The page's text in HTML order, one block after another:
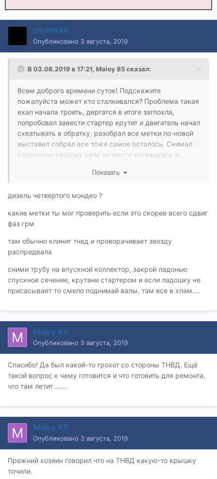
strannikk
Опубликовано 3 августа, 2019
В 03.08.2019 в 17:21, Maloy 85сказал:
Всем доброго времени суток! Подскажите
пожалуйста может кто сталкивался? Проблема такая
ехал начала троить, дергатся в итоге заглохла,
попробовал завести стартер крутит и двигатель начал
схватывать в обратку, разобрал все метки по-новой
выставил собрал все тоже самое осталось. Снимал
клапанную крышку цепь на месте натяжитель в
Показать
дизель четвертого мондео ?
какие метки ты мог проверить если это скорее всего сдвиг
фаз грм
там обычно клинит тнвд и проворачивает звезду
распредвала
сними трубу на впускной коллектор, закрой ладонью
спускное сечение, крутани стартером и если ладошку не
присасывает то смело поднимай валы, там все в хлам....
Maloy 85
Опубликовано 3 августа, 2019
Спасибо! Да был какой-то грохот со стороны ТНВД. Ещё
такой вопрос к чему готовится и что готовить для ремонта,
что там летит .......
Maloy 85
Опубликовано 3 августа, 2019
Прежний хозяин говорил что на ТНВД какую-то крышку
точили.